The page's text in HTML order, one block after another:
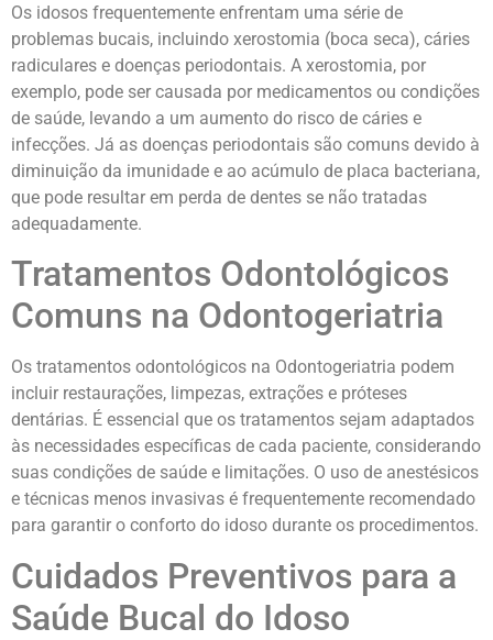
Os idosos frequentemente enfrentam uma série de
problemas bucais, incluindo xerostomia (boca seca), cáries
radiculares e doenças periodontais. A xerostomia, por
exemplo, pode ser causada por medicamentos ou condições
de saúde, levando a um aumento do risco de cáries e
infecções. Já as doenças periodontais são comuns devido à
diminuição da imunidade e ao acúmulo de placa bacteriana,
que pode resultar em perda de dentes se não tratadas
adequadamente.
Tratamentos Odontológicos
Comuns na Odontogeriatria
Os tratamentos odontológicos na Odontogeriatria podem
incluir restaurações, limpezas, extrações e próteses
dentárias. É essencial que os tratamentos sejam adaptados
às necessidades específicas de cada paciente, considerando
suas condições de saúde e limitações. O uso de anestésicos
e técnicas menos invasivas é frequentemente recomendado
para garantir o conforto do idoso durante os procedimentos.
Cuidados Preventivos para a
Saúde Bucal do Idoso